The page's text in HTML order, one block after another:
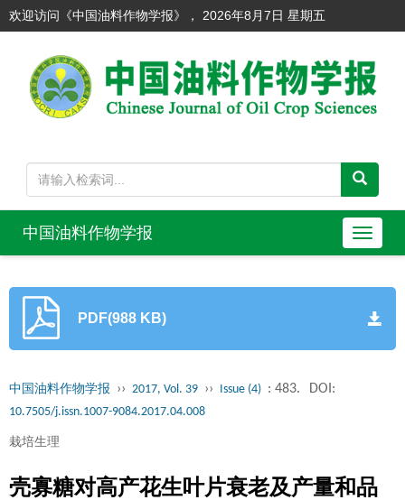
欢迎访问《中国油料作物学报》， 2026年8月7日 星期五
导
航
切
中国油料作物学报
PDF(988 KB)
中国油料作物学报 ›› 2017, Vol. 39 ›› Issue (4) : 483. DOI:
10.7505/j.issn.1007-9084.2017.04.008
栽培生理
壳寡糖对高产花生叶片衰老及产量和品